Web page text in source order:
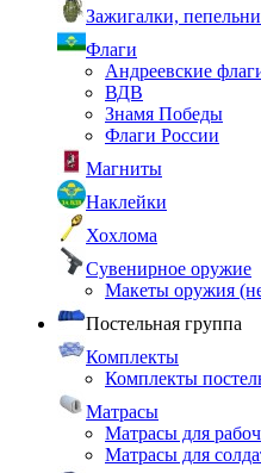
Зажигалки,
Флаги
Андреевские
ВДВ
Знамя Победы
Флаги России
Магниты
Наклейки
Хохлома
Сувенирное оружие
Макеты оружия
Постельная группа
Комплекты
Комплекты
Матрасы
Матрасы для
Матрасы для